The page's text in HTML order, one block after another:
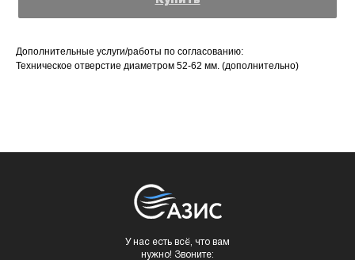
Дополнительные услуги/работы по согласованию:
Техническое отверстие диаметром 52-62 мм. (дополнительно)
У нас есть всё, что вам
нужно! Звоните: